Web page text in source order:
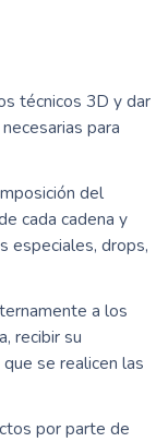
técnicos 3D y dar
para
del
cada cadena y
especiales, drops,
a los
recibir su
se realicen las
por parte de